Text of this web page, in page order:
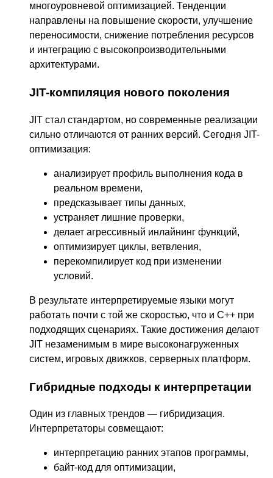
многоуровневой оптимизацией. Тенденции
направлены на повышение скорости, улучшение
переносимости, снижение потребления ресурсов
и интеграцию с высокопроизводительными
архитектурами.
JIT-компиляция нового поколения
JIT стал стандартом, но современные реализации
сильно отличаются от ранних версий. Сегодня JIT-
оптимизация:
анализирует профиль выполнения кода в
реальном времени,
предсказывает типы данных,
устраняет лишние проверки,
делает агрессивный инлайнинг функций,
оптимизирует циклы, ветвления,
перекомпилирует код при изменении
условий.
В результате интерпретируемые языки могут
работать почти с той же скоростью, что и C++ при
подходящих сценариях. Такие достижения делают
JIT незаменимым в мире высоконагруженных
систем, игровых движков, серверных платформ.
Гибридные подходы к интерпретации
Один из главных трендов — гибридизация.
Интерпретаторы совмещают:
интерпретацию ранних этапов программы,
байт-код для оптимизации,